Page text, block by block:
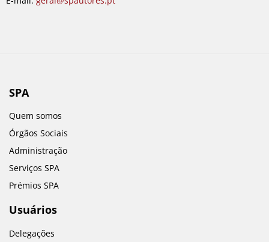
SPA
Quem somos
Órgãos Sociais
Administração
Serviços SPA
Prémios SPA
Usuários
Delegações